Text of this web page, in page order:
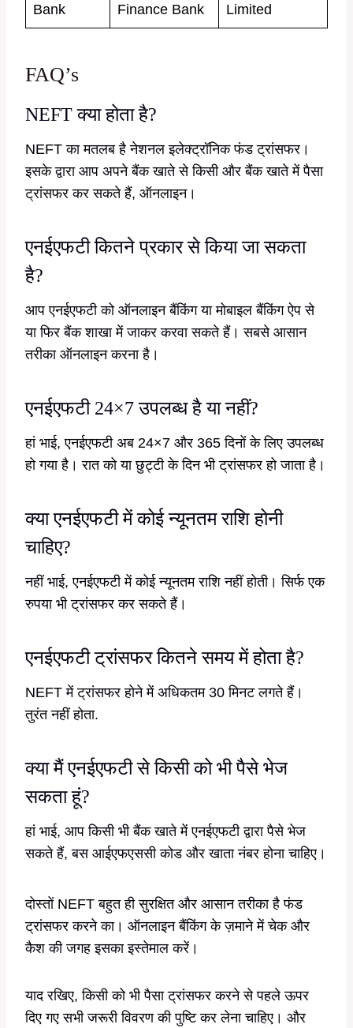
Bank
Finance Bank
Limited
FAQ’s
NEFT क्या होता है?
NEFT का मतलब है नेशनल इलेक्ट्रॉनिक फंड ट्रांसफर।
इसके द्वारा आप अपने बैंक खाते से किसी और बैंक खाते में पैसा
ट्रांसफर कर सकते हैं, ऑनलाइन।
एनईएफटी कितने प्रकार से किया जा सकता
है?
आप एनईएफटी को ऑनलाइन बैंकिंग या मोबाइल बैंकिंग ऐप से
या फिर बैंक शाखा में जाकर करवा सकते हैं। सबसे आसान
तरीका ऑनलाइन करना है।
एनईएफटी 24×7 उपलब्ध है या नहीं?
हां भाई, एनईएफटी अब 24×7 और 365 दिनों के लिए उपलब्ध
हो गया है। रात को या छुट्टी के दिन भी ट्रांसफर हो जाता है।
क्या एनईएफटी में कोई न्यूनतम राशि होनी
चाहिए?
नहीं भाई, एनईएफटी में कोई न्यूनतम राशि नहीं होती। सिर्फ एक
रुपया भी ट्रांसफर कर सकते हैं।
एनईएफटी ट्रांसफर कितने समय में होता है?
NEFT में ट्रांसफर होने में अधिकतम 30 मिनट लगते हैं।
तुरंत नहीं होता.
क्या मैं एनईएफटी से किसी को भी पैसे भेज
सकता हूं?
हां भाई, आप किसी भी बैंक खाते में एनईएफटी द्वारा पैसे भेज
सकते हैं, बस आईएफएससी कोड और खाता नंबर होना चाहिए।
दोस्तों NEFT बहुत ही सुरक्षित और आसान तरीका है फंड
ट्रांसफर करने का। ऑनलाइन बैंकिंग के ज़माने में चेक और
कैश की जगह इसका इस्तेमाल करें।
याद रखिए, किसी को भी पैसा ट्रांसफर करने से पहले ऊपर
दिए गए सभी जरूरी विवरण की पुष्टि कर लेना चाहिए। और